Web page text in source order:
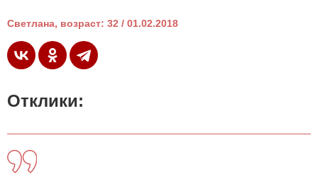
Светлана, возраст: 32 / 01.02.2018
Отклики: